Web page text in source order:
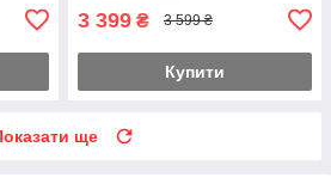
3 399 ₴ 3 599 ₴
Купити
ще